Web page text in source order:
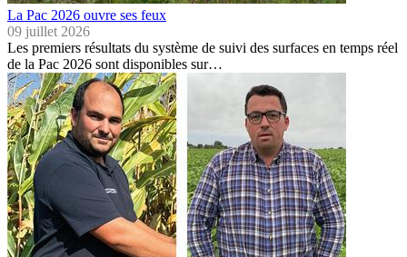
La Pac 2026 ouvre ses feux
09 juillet 2026
Les premiers résultats du système de suivi des surfaces en temps réel
de la Pac 2026 sont disponibles sur…